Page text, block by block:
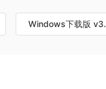
Windows下载版